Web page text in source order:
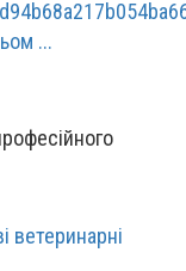
...
ветеринарні